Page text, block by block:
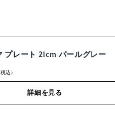
プレート 21cm パールグレー
込)
詳細を見る